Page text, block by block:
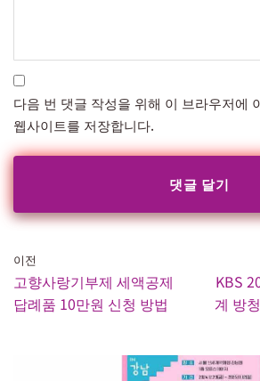
다음 번 댓글 작성을 위해 이 브라우저에
웹사이트를 저장합니다.
이전
고향사랑기부제 세액공제
답례품 10만원 신청 방법
KBS
계 방